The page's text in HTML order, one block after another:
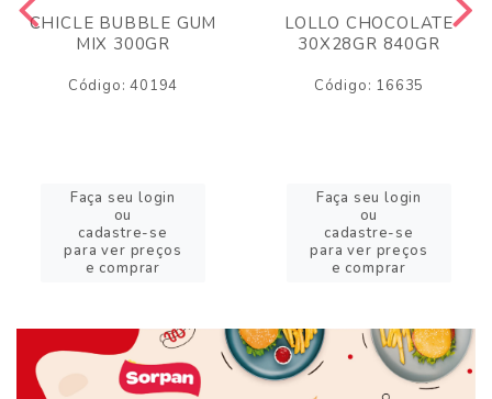
CHICLE BUBBLE GUM
MIX 300GR
Código: 40194
Faça seu login
ou
cadastre-se
para ver preços
e comprar
LOLLO CHOCOLATE
30X28GR 840GR
Código: 16635
Faça seu login
ou
cadastre-se
para ver preços
e comprar